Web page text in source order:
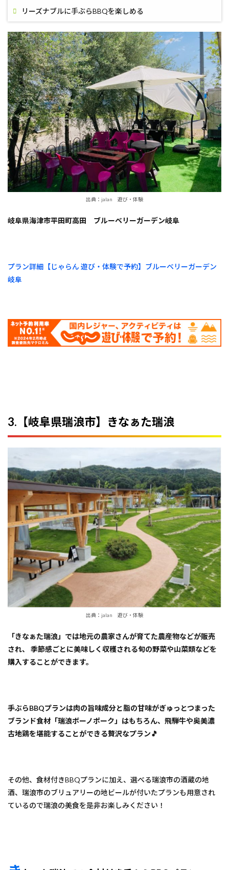
リーズナブルに手ぶらBBQを楽しめる
出典：jalan 遊び・体験
岐阜県海津市平田町高田 ブルーベリーガーデン岐阜
プラン詳細【じゃらん 遊び・体験で予約】ブルーベリーガーデン
岐阜
3.【岐阜県瑞浪市】きなぁた瑞浪
出典：jalan 遊び・体験
「きなぁた瑞浪」では地元の農家さんが育てた農産物などが販売
され、 季節感ごとに美味しく収穫される旬の野菜や山菜類などを
購入することができます。
手ぶらBBQプランは肉の旨味成分と脂の甘味がぎゅっとつまった
ブランド食材「瑞浪ボーノポーク」はもちろん、飛騨牛や奥美濃
古地鶏を堪能することができる贅沢なプラン🎵
その他、食材付きBBQプランに加え、選べる瑞浪市の酒蔵の地
酒、瑞浪市のブリュアリーの地ビールが付いたプランも用意され
ているので瑞浪の美食を是非お楽しみください！